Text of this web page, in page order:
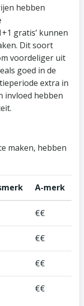
hebben
gratis’ kunnen
Dit soort
voordeliger uit
goed in de
extra in
invloed hebben
maken, hebben
A-merk
€€
€€
€€
€€